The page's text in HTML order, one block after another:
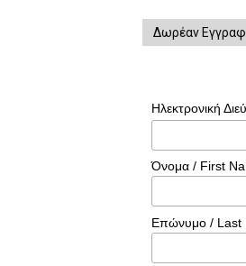
Δωρέαν
Ηλεκτρονική
Όνομα / First
Επώνυμο / Last